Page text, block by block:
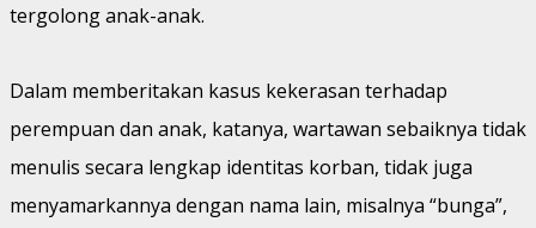
tergolong anak-anak.
Dalam memberitakan kasus kekerasan terhadap
perempuan dan anak, katanya, wartawan sebaiknya tidak
menulis secara lengkap identitas korban, tidak juga
menyamarkannya dengan nama lain, misalnya “bunga”,